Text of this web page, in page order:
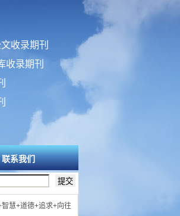
收录期刊
收录期刊
联系我们
慧+道德+追求+向往